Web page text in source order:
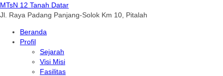
MTsN 12 Tanah Datar
Jl. Raya Padang Panjang-Solok Km 10, Pitalah
Beranda
Profil
Sejarah
Visi Misi
Fasilitas